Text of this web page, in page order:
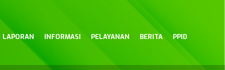
LAPORAN INFORMASI PELAYANAN BERITA PPID